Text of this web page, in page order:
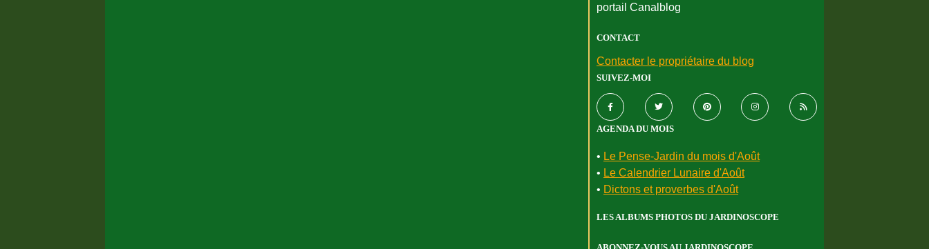
portail Canalblog
CONTACT
Contacter le propriétaire du blog
SUIVEZ-MOI
AGENDA DU MOIS
• Le Pense-Jardin du mois d'Août
• Le Calendrier Lunaire d'Août
• Dictons et proverbes d'Août
LES ALBUMS PHOTOS DU JARDINOSCOPE